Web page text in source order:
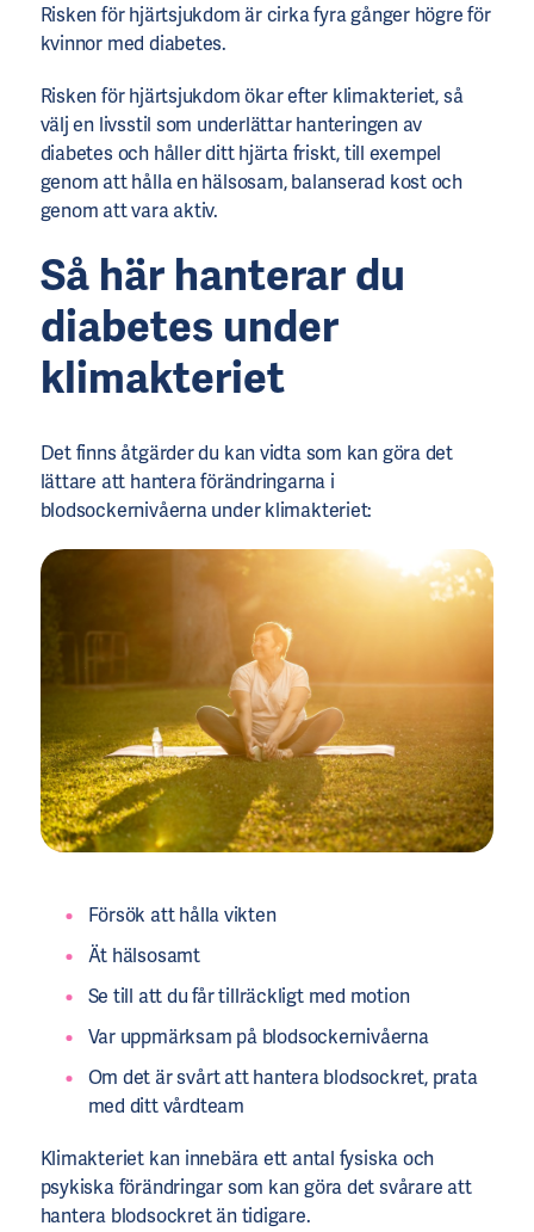
Risken för hjärtsjukdom är cirka fyra gånger högre för
kvinnor med diabetes.
Risken för hjärtsjukdom ökar efter klimakteriet, så
välj en livsstil som underlättar hanteringen av
diabetes och håller ditt hjärta friskt, till exempel
genom att hålla en hälsosam, balanserad kost och
genom att vara aktiv.
Så här hanterar du
diabetes under
klimakteriet
Det finns åtgärder du kan vidta som kan göra det
lättare att hantera förändringarna i
blodsockernivåerna under klimakteriet:
Försök att hålla vikten
Ät hälsosamt
Se till att du får tillräckligt med motion
Var uppmärksam på blodsockernivåerna
Om det är svårt att hantera blodsockret, prata
med ditt vårdteam
Klimakteriet kan innebära ett antal fysiska och
psykiska förändringar som kan göra det svårare att
hantera blodsockret än tidigare.